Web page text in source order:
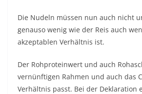
Die Nudeln müssen nun auch nicht
genauso wenig wie der Reis auch
akzeptablen Verhältnis ist.
Der Rohproteinwert und auch
vernünftigen Rahmen und auch das
Verhältnis passt. Bei der Deklaration